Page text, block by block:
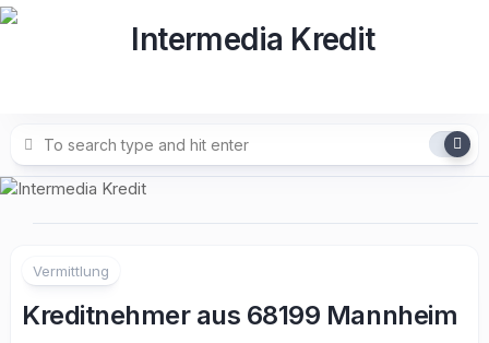
Skip
Vermittlung
Kreditnehmer aus 68199 Mannheim